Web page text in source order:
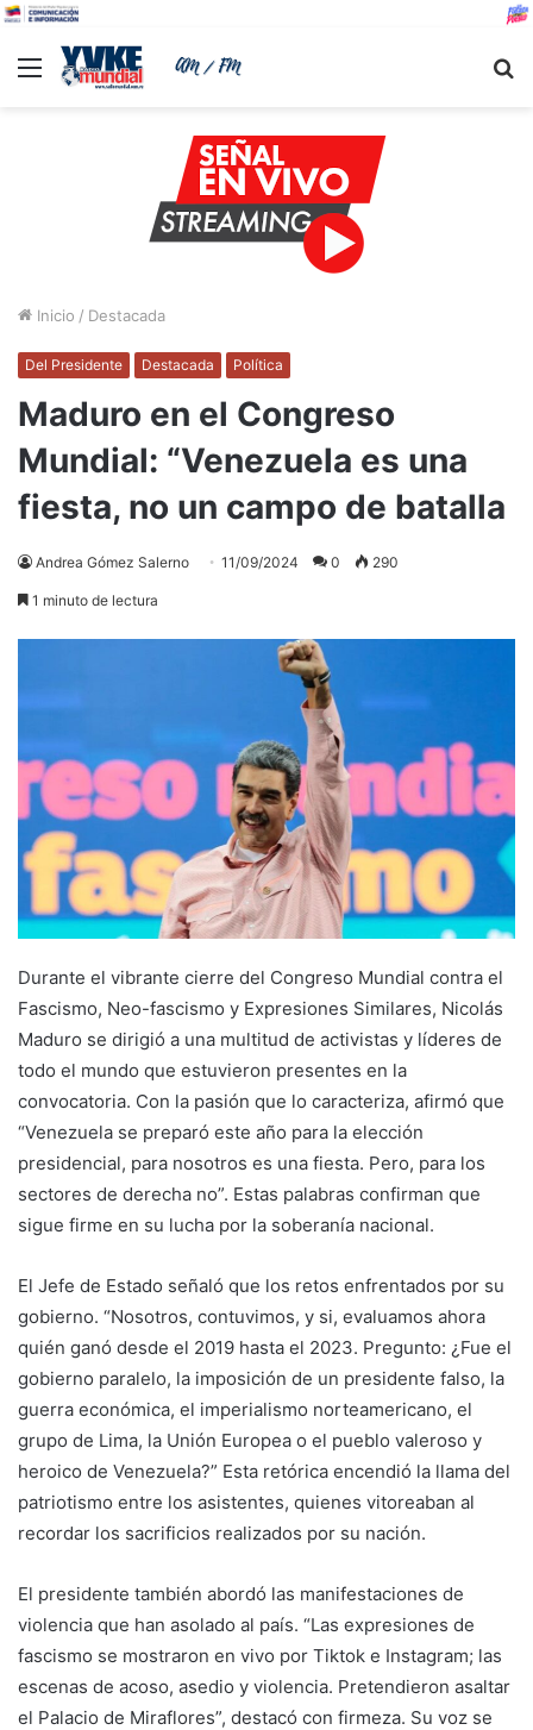
Menu
Inicio / Destacada
Del Presidente Destacada Política
Maduro en el Congreso
Mundial: “Venezuela es una
fiesta, no un campo de batalla
Andrea Gómez Salerno 11/09/2024 0 290
1 minuto de lectura
Durante el vibrante cierre del Congreso Mundial contra el
Fascismo, Neo-fascismo y Expresiones Similares, Nicolás
Maduro se dirigió a una multitud de activistas y líderes de
todo el mundo que estuvieron presentes en la
convocatoria. Con la pasión que lo caracteriza, afirmó que
“Venezuela se preparó este año para la elección
presidencial, para nosotros es una fiesta. Pero, para los
sectores de derecha no”. Estas palabras confirman que
sigue firme en su lucha por la soberanía nacional.
El Jefe de Estado señaló que los retos enfrentados por su
gobierno. “Nosotros, contuvimos, y si, evaluamos ahora
quién ganó desde el 2019 hasta el 2023. Pregunto: ¿Fue el
gobierno paralelo, la imposición de un presidente falso, la
guerra económica, el imperialismo norteamericano, el
grupo de Lima, la Unión Europea o el pueblo valeroso y
heroico de Venezuela?” Esta retórica encendió la llama del
patriotismo entre los asistentes, quienes vitoreaban al
recordar los sacrificios realizados por su nación.
El presidente también abordó las manifestaciones de
violencia que han asolado al país. “Las expresiones de
fascismo se mostraron en vivo por Tiktok e Instagram; las
escenas de acoso, asedio y violencia. Pretendieron asaltar
el Palacio de Miraflores”, destacó con firmeza. Su voz se